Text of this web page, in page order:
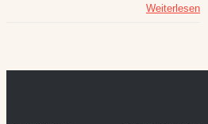
Weiterlesen